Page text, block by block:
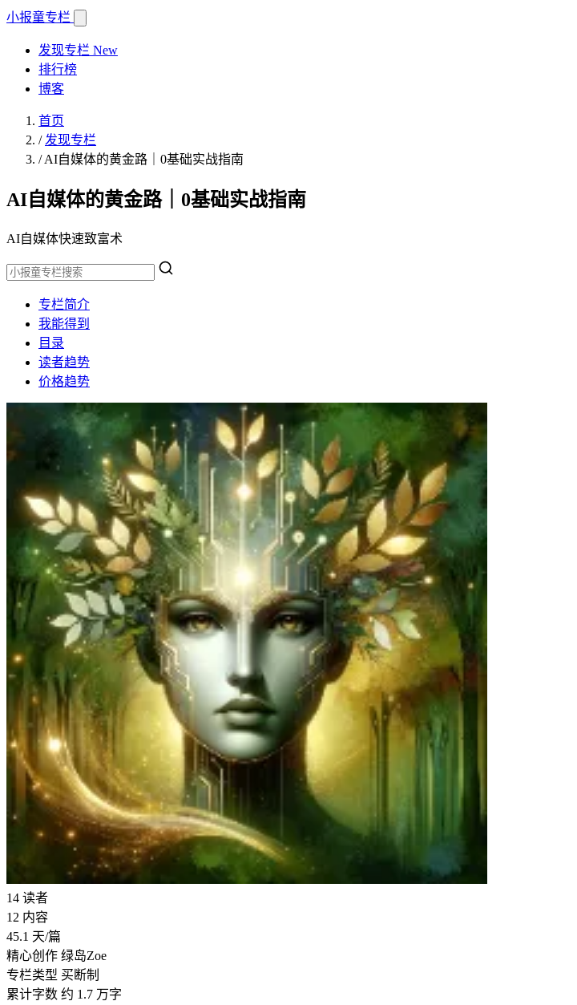
小报童专栏
发现专栏 New
排行榜
博客
首页
/ 发现专栏
/AI自媒体的黄金路｜0基础实战指南
AI自媒体的黄金路｜0基础实战指南
AI自媒体快速致富术
专栏简介
我能得到
目录
读者趋势
价格趋势
14 读者
12 内容
45.1 天/篇
精心创作 绿岛Zoe
专栏类型 买断制
累计字数 约 1.7 万字